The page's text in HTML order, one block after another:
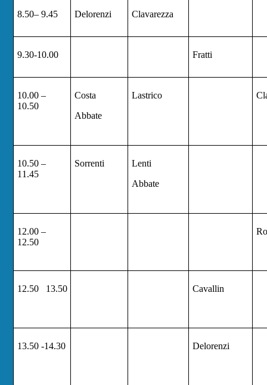
8.50– 9.45 Delorenzi Clavarezza
9.30-10.00 Fratti
10.00 –
10.50
Costa
Abbate
Lastrico
10.50 –
11.45
Sorrenti
Lenti
Abbate
12.00 –
12.50
12.50 13.50 Cavallin
13.50 -14.30 Delorenzi